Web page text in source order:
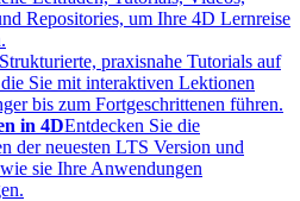
Repositories, um Ihre 4D Lernreise
Strukturierte, praxisnahe Tutorials auf
Sie mit interaktiven Lektionen
bis zum Fortgeschrittenen führen.
in 4DEntdecken Sie die
der neuesten LTS Version und
sie Ihre Anwendungen